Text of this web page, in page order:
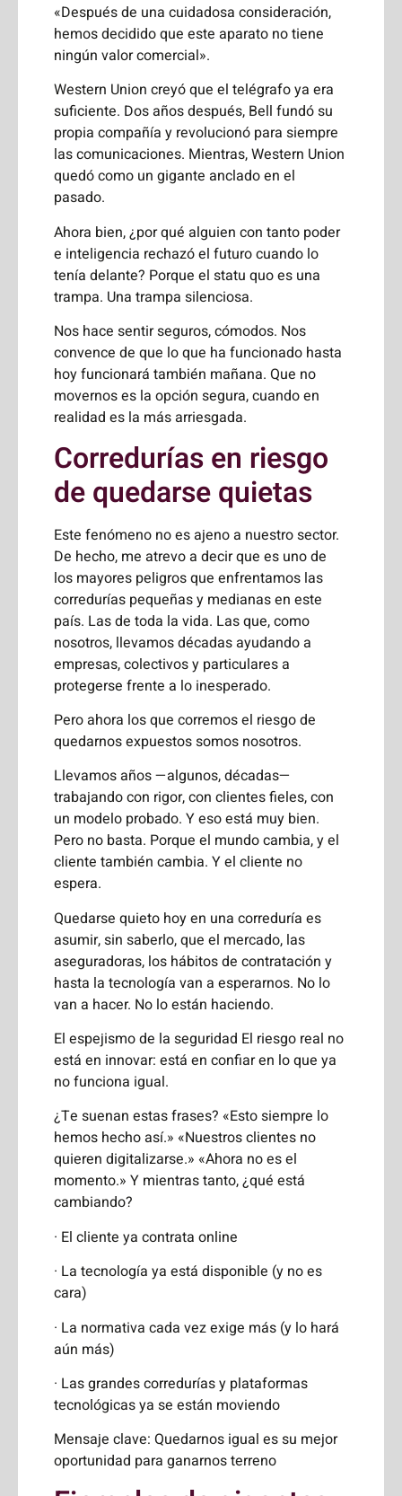
«Después de una cuidadosa consideración,
hemos decidido que este aparato no tiene
ningún valor comercial».
Western Union creyó que el telégrafo ya era
suficiente. Dos años después, Bell fundó su
propia compañía y revolucionó para siempre
las comunicaciones. Mientras, Western Union
quedó como un gigante anclado en el
pasado.
Ahora bien, ¿por qué alguien con tanto poder
e inteligencia rechazó el futuro cuando lo
tenía delante? Porque el statu quo es una
trampa. Una trampa silenciosa.
Nos hace sentir seguros, cómodos. Nos
convence de que lo que ha funcionado hasta
hoy funcionará también mañana. Que no
movernos es la opción segura, cuando en
realidad es la más arriesgada.
Corredurías en riesgo
de quedarse quietas
Este fenómeno no es ajeno a nuestro sector.
De hecho, me atrevo a decir que es uno de
los mayores peligros que enfrentamos las
corredurías pequeñas y medianas en este
país. Las de toda la vida. Las que, como
nosotros, llevamos décadas ayudando a
empresas, colectivos y particulares a
protegerse frente a lo inesperado.
Pero ahora los que corremos el riesgo de
quedarnos expuestos somos nosotros.
Llevamos años —algunos, décadas—
trabajando con rigor, con clientes fieles, con
un modelo probado. Y eso está muy bien.
Pero no basta. Porque el mundo cambia, y el
cliente también cambia. Y el cliente no
espera.
Quedarse quieto hoy en una correduría es
asumir, sin saberlo, que el mercado, las
aseguradoras, los hábitos de contratación y
hasta la tecnología van a esperarnos. No lo
van a hacer. No lo están haciendo.
El espejismo de la seguridad El riesgo real no
está en innovar: está en confiar en lo que ya
no funciona igual.
¿Te suenan estas frases? «Esto siempre lo
hemos hecho así.» «Nuestros clientes no
quieren digitalizarse.» «Ahora no es el
momento.» Y mientras tanto, ¿qué está
cambiando?
· El cliente ya contrata online
· La tecnología ya está disponible (y no es
cara)
· La normativa cada vez exige más (y lo hará
aún más)
· Las grandes corredurías y plataformas
tecnológicas ya se están moviendo
Mensaje clave: Quedarnos igual es su mejor
oportunidad para ganarnos terreno